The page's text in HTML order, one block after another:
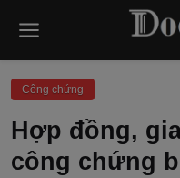
Công chứng
Hợp đồng,
công chứng